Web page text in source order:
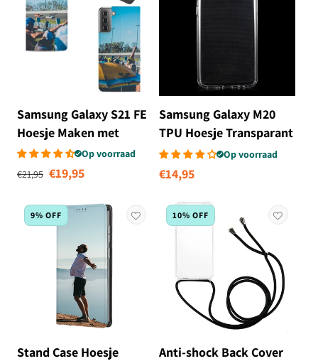
Samsung Galaxy S21 FE
Hoesje Maken met
Foto's
Op voorraad
Normale prijs
€21,95 Aanbiedingsprijs
€19,95
Samsung Galaxy M20
TPU Hoesje Transparant
Op voorraad
Normale
€14,95
9% OFF
Stand Case Hoesje
10% OFF
Anti-shock Back Cover